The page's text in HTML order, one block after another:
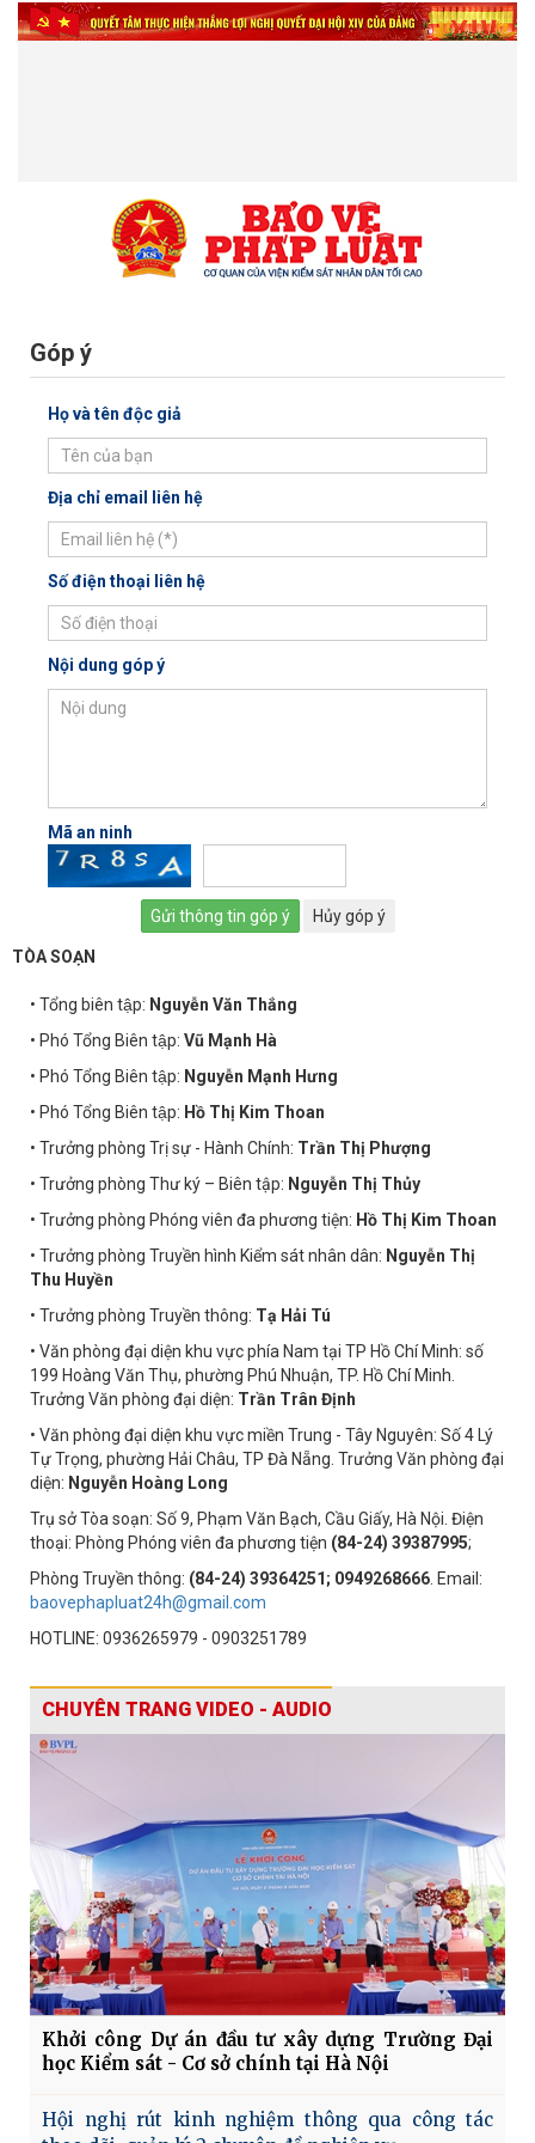
Góp ý
Họ và tên độc giả
Địa chỉ email liên hệ
Số điện thoại liên hệ
Nội dung góp ý
Mã an ninh
TÒA SOẠN
• Tổng biên tập: Nguyễn Văn Thắng
• Phó Tổng Biên tập: Vũ Mạnh Hà
• Phó Tổng Biên tập: Nguyễn Mạnh Hưng
• Phó Tổng Biên tập: Hồ Thị Kim Thoan
• Trưởng phòng Trị sự - Hành Chính: Trần Thị Phượng
• Trưởng phòng Thư ký – Biên tập: Nguyễn Thị Thủy
• Trưởng phòng Phóng viên đa phương tiện: Hồ Thị Kim Thoan
• Trưởng phòng Truyền hình Kiểm sát nhân dân: Nguyễn Thị
Thu Huyền
• Trưởng phòng Truyền thông: Tạ Hải Tú
• Văn phòng đại diện khu vực phía Nam tại TP Hồ Chí Minh: số
199 Hoàng Văn Thụ, phường Phú Nhuận, TP. Hồ Chí Minh.
Trưởng Văn phòng đại diện: Trần Trân Định
• Văn phòng đại diện khu vực miền Trung - Tây Nguyên: Số 4 Lý
Tự Trọng, phường Hải Châu, TP Đà Nẵng. Trưởng Văn phòng đại
diện: Nguyễn Hoàng Long
Trụ sở Tòa soạn: Số 9, Phạm Văn Bạch, Cầu Giấy, Hà Nội. Điện
thoại: Phòng Phóng viên đa phương tiện (84-24) 39387995;
Phòng Truyền thông: (84-24) 39364251; 0949268666 . Email:
baovephapluat24h@gmail.com
HOTLINE: 0936265979 - 0903251789
CHUYÊN TRANG VIDEO - AUDIO
Khởi công Dự án đầu tư xây dựng Trường Đại
học Kiểm sát - Cơ sở chính tại Hà Nội
Hội nghị rút kinh nghiệm thông qua công tác